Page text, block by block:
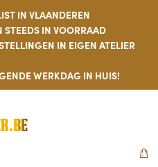
IN VLAANDEREN
IN VOORRAAD
IN EIGEN ATELIER
WERKDAG IN HUIS!